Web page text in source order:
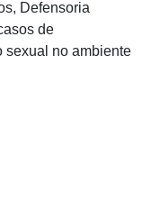
Defensoria
de
sexual no ambiente